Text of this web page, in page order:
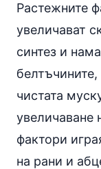
Растежните
увеличават
синтез и
чистата
увеличаване
фактори
на рани и